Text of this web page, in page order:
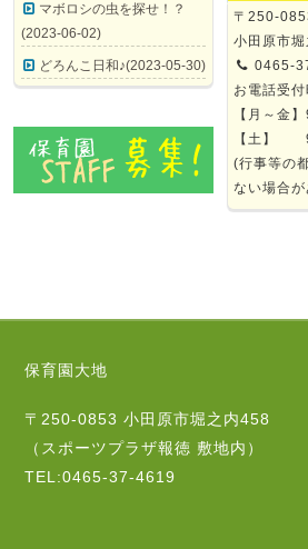
マボロシの虫を探せ！？
(2023-06-02)
どろんこ日和♪(2023-05-30)
〒250-
小田原市
0465-
お電話受付
【月～金
【土】
(行事等の
ない場合
保育園大地
〒250-0853 小田原市堀之内458
（スポーツプラザ報徳 敷地内）
TEL:0465-37-4619